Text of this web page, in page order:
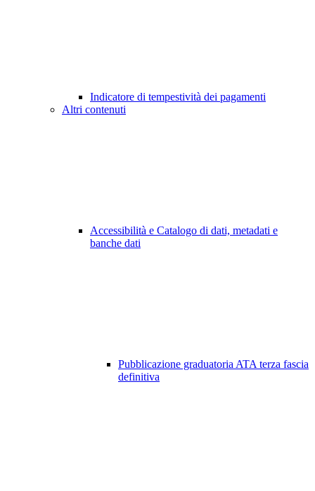
Indicatore di tempestività dei pagamenti
Altri contenuti
Accessibilità e Catalogo di dati, metadati e
banche dati
Pubblicazione graduatoria ATA terza fascia
definitiva